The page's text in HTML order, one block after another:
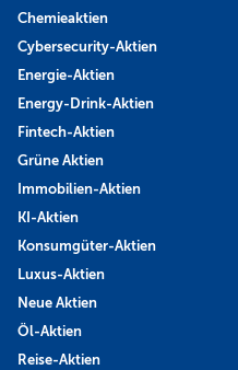
Chemieaktien
Cybersecurity-Aktien
Energie-Aktien
Energy-Drink-Aktien
Fintech-Aktien
Grüne Aktien
Immobilien-Aktien
KI-Aktien
Konsumgüter-Aktien
Luxus-Aktien
Neue Aktien
Öl-Aktien
Reise-Aktien